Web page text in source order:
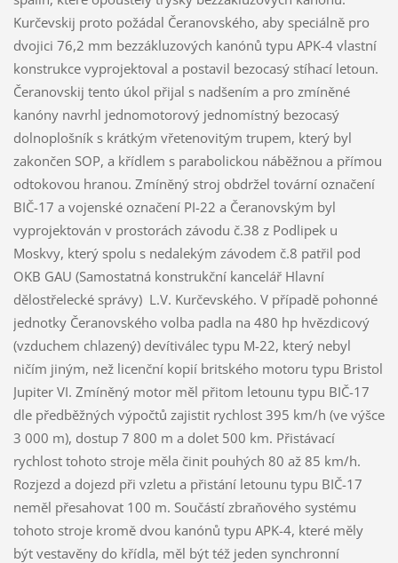
Kurčevskij proto požádal Čeranovského, aby speciálně pro
dvojici 76,2 mm bezzákluzových kanónů typu APK-4 vlastní
konstrukce vyprojektoval a postavil bezocasý stíhací letoun.
Čeranovskij tento úkol přijal s nadšením a pro zmíněné
kanóny navrhl jednomotorový jednomístný bezocasý
dolnoplošník s krátkým vřetenovitým trupem, který byl
zakončen SOP, a křídlem s parabolickou náběžnou a přímou
odtokovou hranou. Zmíněný stroj obdržel tovární označení
BIČ-17 a vojenské označení PI-22 a Čeranovským byl
vyprojektován v prostorách závodu č.38 z Podlipek u
Moskvy, který spolu s nedalekým závodem č.8 patřil pod
OKB GAU (Samostatná konstrukční kancelář Hlavní
dělostřelecké správy) L.V. Kurčevského. V případě pohonné
jednotky Čeranovského volba padla na 480 hp hvězdicový
(vzduchem chlazený) devítiválec typu M-22, který nebyl
ničím jiným, než licenční kopií britského motoru typu Bristol
Jupiter VI. Zmíněný motor měl přitom letounu typu BIČ-17
dle předběžných výpočtů zajistit rychlost 395 km/h (ve výšce
3 000 m), dostup 7 800 m a dolet 500 km. Přistávací
rychlost tohoto stroje měla činit pouhých 80 až 85 km/h.
Rozjezd a dojezd při vzletu a přistání letounu typu BIČ-17
neměl přesahovat 100 m. Součástí zbraňového systému
tohoto stroje kromě dvou kanónů typu APK-4, které měly
být vestavěny do křídla, měl být též jeden synchronní